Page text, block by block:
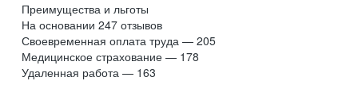
Преимущества и льготы
На основании 247 отзывов
Своевременная оплата труда — 205
Медицинское страхование — 178
Удаленная работа — 163